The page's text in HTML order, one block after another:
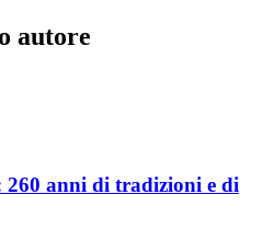
autore
260 anni di tradizioni e di